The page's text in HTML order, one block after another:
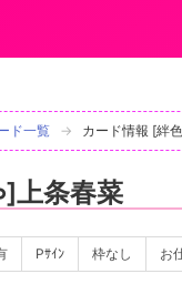
ド一覧 カード情報 [絆
上条春菜
Pｻｲﾝ 枠なし お